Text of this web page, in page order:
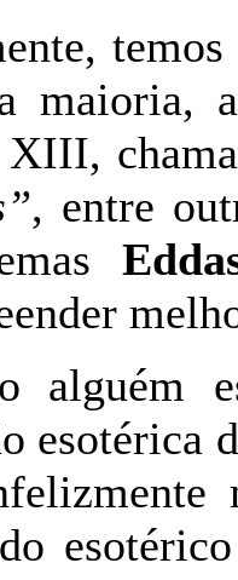
temos
maioria,
XIII,
, entre
alguém
esotérica